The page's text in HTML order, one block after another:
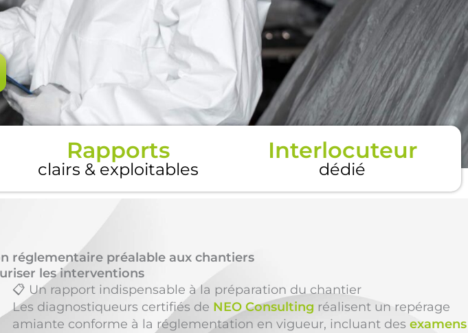
Rapports
clairs & exploitables
Interlocuteur
dédié
réglementaire préalable aux chantiers
les interventions
📋 Un rapport indispensable à la préparation du chantier
Les diagnostiqueurs certifiés de NEO Consulting réalisent un repérage
amiante conforme à la réglementation en vigueur, incluant des examens